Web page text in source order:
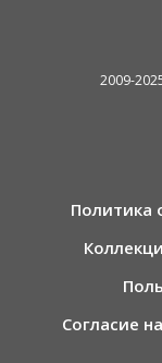
2009-
Политика
Согласие